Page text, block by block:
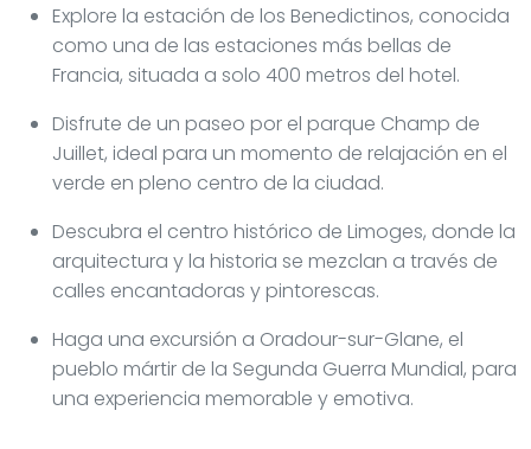
Explore la estación de los Benedictinos, conocida
como una de las estaciones más bellas de
Francia, situada a solo 400 metros del hotel.
Disfrute de un paseo por el parque Champ de
Juillet, ideal para un momento de relajación en el
verde en pleno centro de la ciudad.
Descubra el centro histórico de Limoges, donde la
arquitectura y la historia se mezclan a través de
calles encantadoras y pintorescas.
Haga una excursión a Oradour-sur-Glane, el
pueblo mártir de la Segunda Guerra Mundial, para
una experiencia memorable y emotiva.